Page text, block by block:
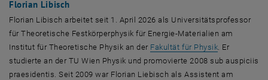
Florian Libisch
Florian Libisch arbeitet seit 1. April 2026 als Universitätsprofessor
für Theoretische Festkörperphysik für Energie-Materialien am
Institut für Theoretische Physik an der Fakultät für Physik . Er
studierte an der TU Wien Physik und promovierte 2008 sub auspiciis
praesidentis. Seit 2009 war Florian Liebisch als Assistent am